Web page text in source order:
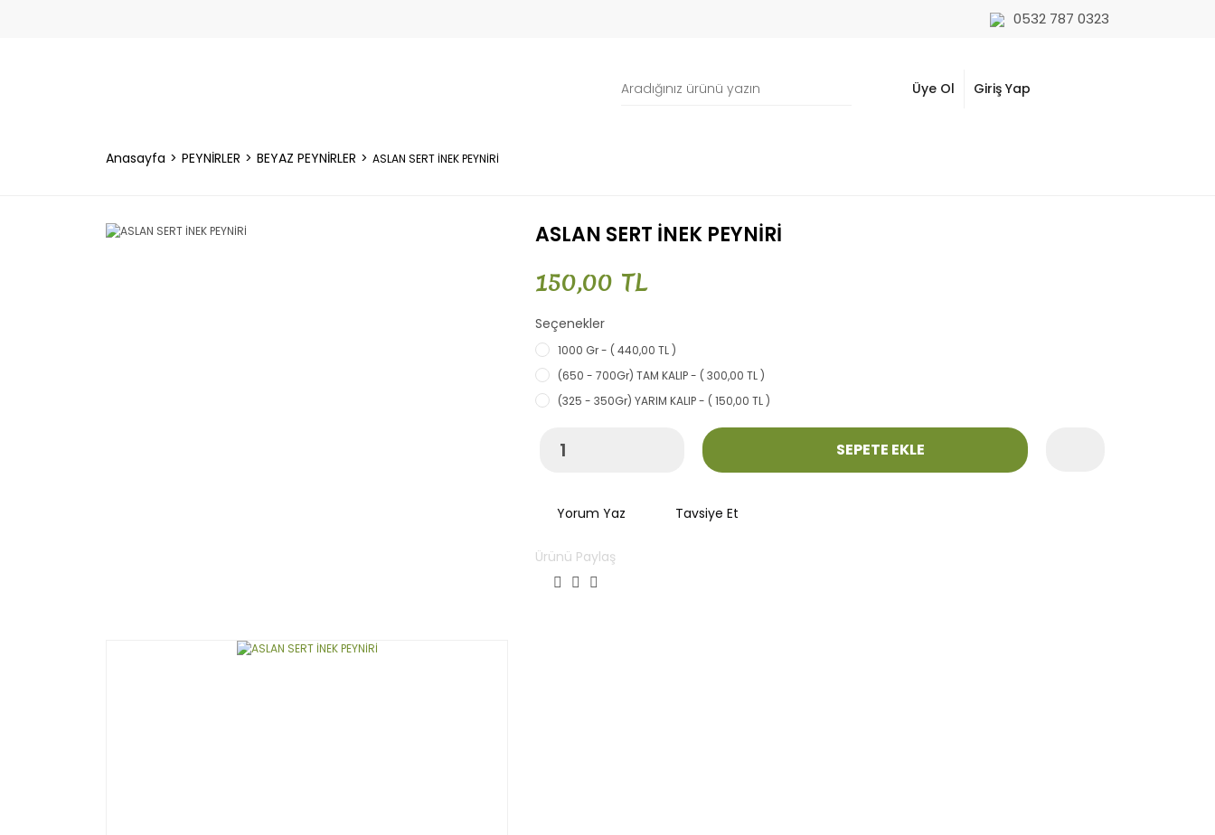
0532 787 0323
Üye Ol Giriş Yap
Anasayfa PEYNİRLER BEYAZ PEYNİRLER ASLAN SERT İNEK PEYNİRİ
ASLAN SERT İNEK PEYNİRİ
150,00 TL
Seçenekler
1000 Gr - ( 440,00 TL )
(650 - 700Gr) TAM KALIP - ( 300,00 TL )
(325 - 350Gr) YARIM KALIP - ( 150,00 TL )
SEPETE EKLE
Yorum Yaz Tavsiye Et
Ürünü Paylaş